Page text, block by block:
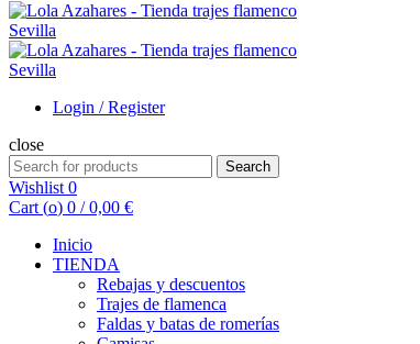
Login / Register
close
Search
for:
Search
Wishlist 0
Cart (o) 0 / 0,00 €
Inicio
TIENDA
Rebajas y descuentos
Trajes de flamenca
Faldas y batas de romerías